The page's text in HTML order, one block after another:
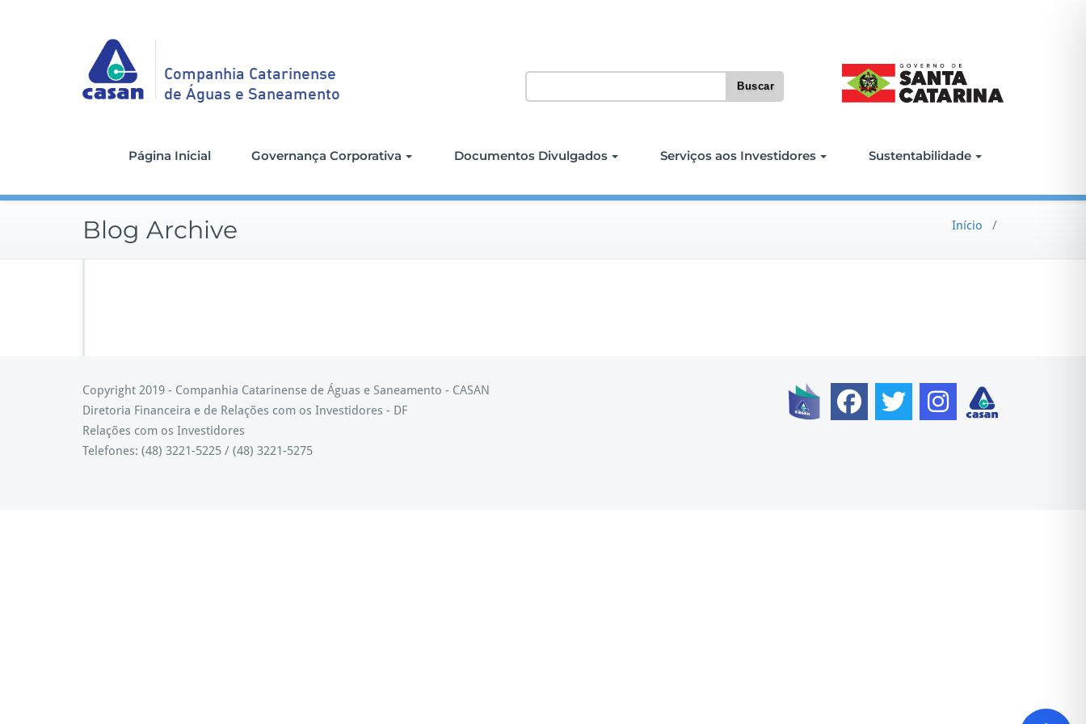
Companhia Catarinense
de Águas e Saneamento
Página Inicial Governança Corporativa Documentos Divulgados Serviços aos Investidores Sustentabilidade
Blog Archive Início /
Copyright 2019 - Companhia Catarinense de Águas e Saneamento - CASAN
Diretoria Financeira e de Relações com os Investidores - DF
Relações com os Investidores
Telefones: (48) 3221-5225 / (48) 3221-5275